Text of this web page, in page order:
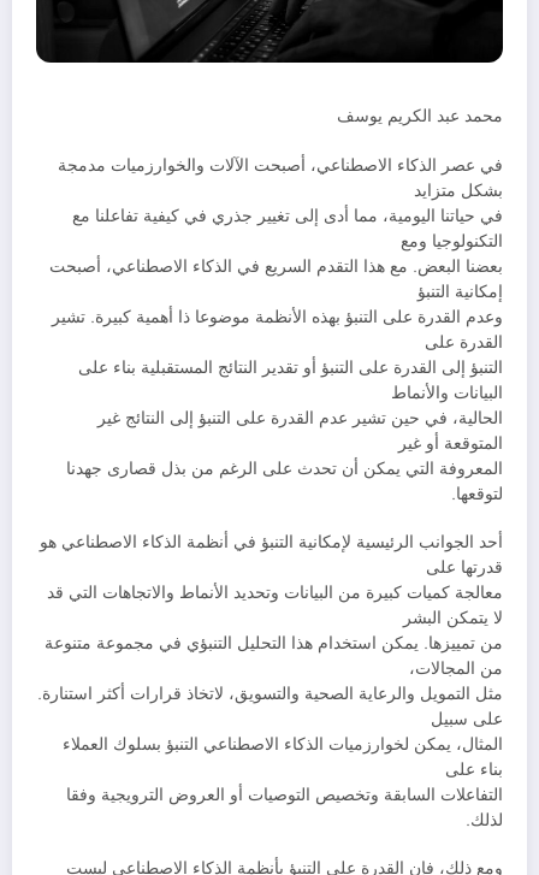
محمد عبد الكريم يوسف
في عصر الذكاء الاصطناعي، أصبحت الآلات والخوارزميات مدمجة
بشكل متزايد
في حياتنا اليومية، مما أدى إلى تغيير جذري في كيفية تفاعلنا مع
التكنولوجيا ومع
بعضنا البعض. مع هذا التقدم السريع في الذكاء الاصطناعي، أصبحت
إمكانية التنبؤ
وعدم القدرة على التنبؤ بهذه الأنظمة موضوعا ذا أهمية كبيرة. تشير
القدرة على
التنبؤ إلى القدرة على التنبؤ أو تقدير النتائج المستقبلية بناء على
البيانات والأنماط
الحالية، في حين تشير عدم القدرة على التنبؤ إلى النتائج غير
المتوقعة أو غير
المعروفة التي يمكن أن تحدث على الرغم من بذل قصارى جهدنا
لتوقعها.
أحد الجوانب الرئيسية لإمكانية التنبؤ في أنظمة الذكاء الاصطناعي هو
قدرتها على
معالجة كميات كبيرة من البيانات وتحديد الأنماط والاتجاهات التي قد
لا يتمكن البشر
من تمييزها. يمكن استخدام هذا التحليل التنبؤي في مجموعة متنوعة
من المجالات،
مثل التمويل والرعاية الصحية والتسويق، لاتخاذ قرارات أكثر استنارة.
على سبيل
المثال، يمكن لخوارزميات الذكاء الاصطناعي التنبؤ بسلوك العملاء
بناء على
التفاعلات السابقة وتخصيص التوصيات أو العروض الترويجية وفقا
لذلك.
ومع ذلك، فإن القدرة على التنبؤ بأنظمة الذكاء الاصطناعي ليست